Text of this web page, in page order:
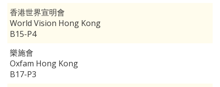
香港世界宣明會
World Vision Hong Kong
B15-P4
樂施會
Oxfam Hong Kong
B17-P3